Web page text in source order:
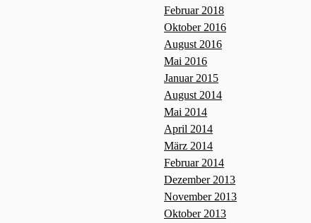
Februar 2018
Oktober 2016
August 2016
Mai 2016
Januar 2015
August 2014
Mai 2014
April 2014
März 2014
Februar 2014
Dezember 2013
November 2013
Oktober 2013